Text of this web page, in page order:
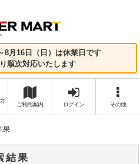
8月16日（日）は休業日です
順次対応いたします
ご利用案内 ログイン その他
果
結果